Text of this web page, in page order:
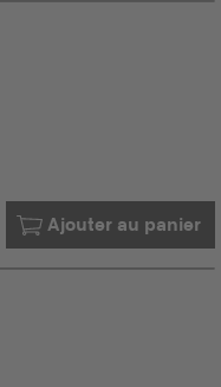
Ajouter au panier
Déjà dans votre